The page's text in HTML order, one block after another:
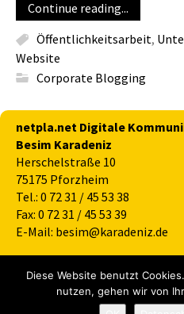
Continue reading...
Öffentlichkeitsarbeit,
Website
Corporate Blogging
netpla.net Digitale
Besim Karadeniz
Herschelstraße 10
75175 Pforzheim
Tel.: 0 72 31 / 45 53 38
Fax: 0 72 31 / 45 53 39
E-Mail: besim@karadeniz.de
Datenschutz
Diese Website benutzt
nutzen, gehen wir von